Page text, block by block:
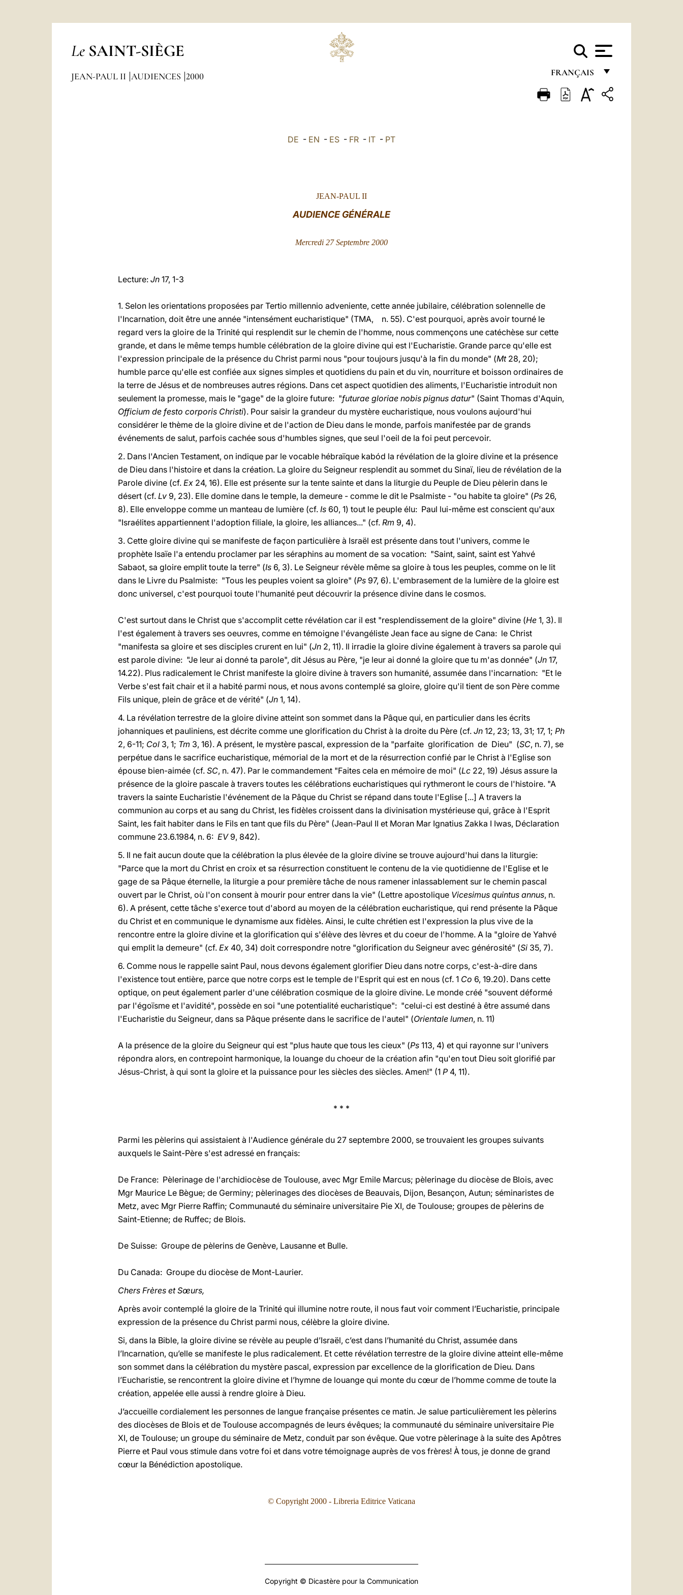
Le SAINT-SIÈGE
FRANÇAIS
FRANÇAIS
JEAN-PAUL II AUDIENCES 2000
DE - EN - ES - FR - IT - PT
JEAN-PAUL II
AUDIENCE GÉNÉRALE
Mercredi 27 Septembre 2000
Lecture: Jn 17, 1-3
1. Selon les orientations proposées par Tertio millennio adveniente, cette année jubilaire, célébration solennelle de
l'Incarnation, doit être une année "intensément eucharistique" (TMA, n. 55). C'est pourquoi, après avoir tourné le
regard vers la gloire de la Trinité qui resplendit sur le chemin de l'homme, nous commençons une catéchèse sur cette
grande, et dans le même temps humble célébration de la gloire divine qui est l'Eucharistie. Grande parce qu'elle est
l'expression principale de la présence du Christ parmi nous "pour toujours jusqu'à la fin du monde" (Mt28, 20);
humble parce qu'elle est confiée aux signes simples et quotidiens du pain et du vin, nourriture et boisson ordinaires de
la terre de Jésus et de nombreuses autres régions. Dans cet aspect quotidien des aliments, l'Eucharistie introduit non
seulement la promesse, mais le "gage" de la gloire future: "futurae gloriae nobis pignus datur" (Saint Thomas d'Aquin,
Officium de festo corporis Christi). Pour saisir la grandeur du mystère eucharistique, nous voulons aujourd'hui
considérer le thème de la gloire divine et de l'action de Dieu dans le monde, parfois manifestée par de grands
événements de salut, parfois cachée sous d'humbles signes, que seul l'oeil de la foi peut percevoir.
2. Dans l'Ancien Testament, on indique par le vocable hébraïque kabód la révélation de la gloire divine et la présence
de Dieu dans l'histoire et dans la création. La gloire du Seigneur resplendit au sommet du Sinaï, lieu de révélation de la
Parole divine (cf. Ex 24, 16). Elle est présente sur la tente sainte et dans la liturgie du Peuple de Dieu pèlerin dans le
désert (cf. Lv 9, 23). Elle domine dans le temple, la demeure - comme le dit le Psalmiste - "ou habite ta gloire" (Ps 26,
8). Elle enveloppe comme un manteau de lumière (cf. Is 60, 1) tout le peuple élu: Paul lui-même est conscient qu'aux
"Israélites appartiennent l'adoption filiale, la gloire, les alliances..." (cf. Rm 9, 4).
3. Cette gloire divine qui se manifeste de façon particulière à Israël est présente dans tout l'univers, comme le
prophète Isaïe l'a entendu proclamer par les séraphins au moment de sa vocation: "Saint, saint, saint est Yahvé
Sabaot, sa gloire emplit toute la terre" (Is 6, 3). Le Seigneur révèle même sa gloire à tous les peuples, comme on le lit
dans le Livre du Psalmiste: "Tous les peuples voient sa gloire" (Ps 97, 6). L'embrasement de la lumière de la gloire est
donc universel, c'est pourquoi toute l'humanité peut découvrir la présence divine dans le cosmos.
C'est surtout dans le Christ que s'accomplit cette révélation car il est "resplendissement de la gloire" divine (He 1, 3). Il
l'est également à travers ses oeuvres, comme en témoigne l'évangéliste Jean face au signe de Cana: le Christ
"manifesta sa gloire et ses disciples crurent en lui" (Jn 2, 11). Il irradie la gloire divine également à travers sa parole qui
est parole divine: "Je leur ai donné ta parole", dit Jésus au Père, "je leur ai donné la gloire que tu m'as donnée" (Jn 17,
14.22). Plus radicalement le Christ manifeste la gloire divine à travers son humanité, assumée dans l'incarnation: "Et le
Verbe s'est fait chair et il a habité parmi nous, et nous avons contemplé sa gloire, gloire qu'il tient de son Père comme
Fils unique, plein de grâce et de vérité" (Jn 1, 14).
4. La révélation terrestre de la gloire divine atteint son sommet dans la Pâque qui, en particulier dans les écrits
johanniques et pauliniens, est décrite comme une glorification du Christ à la droite du Père (cf. Jn 12, 23; 13, 31; 17, 1; Ph
2, 6-11; Col 3, 1; Tm 3, 16). A présent, le mystère pascal, expression de la "parfaite glorification de Dieu" (SC, n. 7), se
perpétue dans le sacrifice eucharistique, mémorial de la mort et de la résurrection confié par le Christ à l'Eglise son
épouse bien-aimée (cf. SC, n. 47). Par le commandement "Faites cela en mémoire de moi" (Lc 22, 19) Jésus assure la
présence de la gloire pascale à travers toutes les célébrations eucharistiques qui rythmeront le cours de l'histoire. "A
travers la sainte Eucharistie l'événement de la Pâque du Christ se répand dans toute l'Eglise [...] A travers la
communion au corps et au sang du Christ, les fidèles croissent dans la divinisation mystérieuse qui, grâce à l'Esprit
Saint, les fait habiter dans le Fils en tant que fils du Père" (Jean-Paul II et Moran Mar Ignatius Zakka I Iwas, Déclaration
commune 23.6.1984, n. 6: EV9, 842).
5. Il ne fait aucun doute que la célébration la plus élevée de la gloire divine se trouve aujourd'hui dans la liturgie:
"Parce que la mort du Christ en croix et sa résurrection constituent le contenu de la vie quotidienne de l'Eglise et le
gage de sa Pâque éternelle, la liturgie a pour première tâche de nous ramener inlassablement sur le chemin pascal
ouvert par le Christ, où l'on consent à mourir pour entrer dans la vie" (Lettre apostolique Vicesimus quintus annus, n.
6). A présent, cette tâche s'exerce tout d'abord au moyen de la célébration eucharistique, qui rend présente la Pâque
du Christ et en communique le dynamisme aux fidèles. Ainsi, le culte chrétien est l'expression la plus vive de la
rencontre entre la gloire divine et la glorification qui s'élève des lèvres et du coeur de l'homme. A la "gloire de Yahvé
qui emplit la demeure" (cf. Ex 40, 34) doit correspondre notre "glorification du Seigneur avec générosité" (Si 35, 7).
6. Comme nous le rappelle saint Paul, nous devons également glorifier Dieu dans notre corps, c'est-à-dire dans
l'existence tout entière, parce que notre corps est le temple de l'Esprit qui est en nous (cf. 1 Co 6, 19.20). Dans cette
optique, on peut également parler d'une célébration cosmique de la gloire divine. Le monde créé "souvent déformé
par l'égoïsme et l'avidité", possède en soi "une potentialité eucharistique": "celui-ci est destiné à être assumé dans
l'Eucharistie du Seigneur, dans sa Pâque présente dans le sacrifice de l'autel" (Orientale lumen, n. 11)
A la présence de la gloire du Seigneur qui est "plus haute que tous les cieux" (Ps 113, 4) et qui rayonne sur l'univers
répondra alors, en contrepoint harmonique, la louange du choeur de la création afin "qu'en tout Dieu soit glorifié par
Jésus-Christ, à qui sont la gloire et la puissance pour les siècles des siècles. Amen!" (1 P 4, 11).
* * *
Parmi les pèlerins qui assistaient à l'Audience générale du 27 septembre 2000, se trouvaient les groupes suivants
auxquels le Saint-Père s'est adressé en français:
De France: Pèlerinage de l'archidiocèse de Toulouse, avec Mgr Emile Marcus; pèlerinage du diocèse de Blois, avec
Mgr Maurice Le Bègue; de Germiny; pèlerinages des diocèses de Beauvais, Dijon, Besançon, Autun; séminaristes de
Metz, avec Mgr Pierre Raffin; Communauté du séminaire universitaire Pie XI, de Toulouse; groupes de pèlerins de
Saint-Etienne; de Ruffec; de Blois.
De Suisse: Groupe de pèlerins de Genève, Lausanne et Bulle.
Du Canada: Groupe du diocèse de Mont-Laurier.
Chers Frères et Sœurs,
Après avoir contemplé la gloire de la Trinité qui illumine notre route, il nous faut voir comment l’Eucharistie, principale
expression de la présence du Christ parmi nous, célèbre la gloire divine.
Si, dans la Bible, la gloire divine se révèle au peuple d’Israël, c’est dans l’humanité du Christ, assumée dans
l’Incarnation, qu’elle se manifeste le plus radicalement. Et cette révélation terrestre de la gloire divine atteint elle-même
son sommet dans la célébration du mystère pascal, expression par excellence de la glorification de Dieu. Dans
l’Eucharistie, se rencontrent la gloire divine et l’hymne de louange qui monte du cœur de l’homme comme de toute la
création, appelée elle aussi à rendre gloire à Dieu.
J’accueille cordialement les personnes de langue française présentes ce matin. Je salue particulièrement les pèlerins
des diocèses de Blois et de Toulouse accompagnés de leurs évêques; la communauté du séminaire universitaire Pie
XI, de Toulouse; un groupe du séminaire de Metz, conduit par son évêque. Que votre pèlerinage à la suite des Apôtres
Pierre et Paul vous stimule dans votre foi et dans votre témoignage auprès de vos frères! À tous, je donne de grand
cœur la Bénédiction apostolique.
© Copyright 2000 - Libreria Editrice Vaticana
Copyright © Dicastère pour la Communication